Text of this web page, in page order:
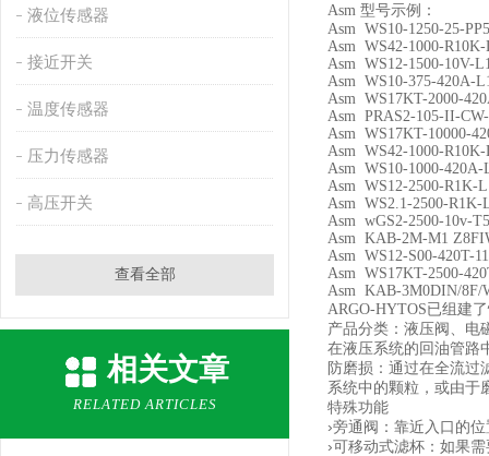
液位传感器
接近开关
温度传感器
压力传感器
高压开关
查看全部
相关文章
RELATED ARTICLES
Asm 型号示例：
Asm WS10-1250-25-
Asm WS42-1000-
Asm WS12-1500-10V-
Asm WS10-375-420A-
Asm WS17KT-2000-
Asm PRAS2-105-II-
Asm WS17KT-10000-
Asm WS42-1000-
Asm WS10-1000-420A-
Asm WS12-2500-R1K-
Asm WS2.1-2500-R1K-
Asm wGS2-2500-10v-
Asm KAB-2M-M1
Asm WS12-S00-420T-
Asm WS17KT-2500-
Asm KAB-3M0DIN/8F/
ARGO-HYTOS已组建
产品分类：液压阀、电
在液压系统的回油管路
防磨损：通过在全流过
系统中的颗粒，或由于
特殊功能
›旁通阀：靠近入口的
›可移动式滤杯：如果